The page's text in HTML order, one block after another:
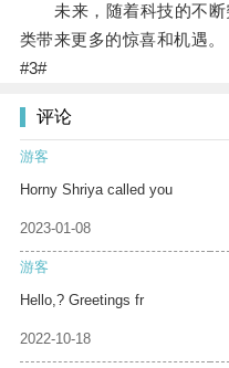
未来，随着科技的不断
类带来更多的惊喜和机遇。
#3#
评论
游客
Horny Shriya called you
2023-01-08
游客
Hello,? Greetings fr
2022-10-18